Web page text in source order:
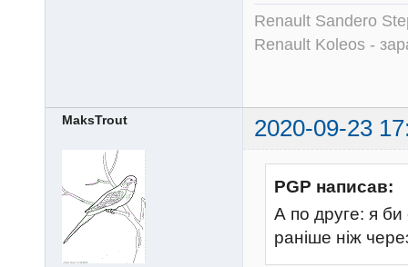
Renault Sandero
Renault Koleos -
MaksTrout 2020-09-23
PGP написав:
А по друге: я би
раніше ніж